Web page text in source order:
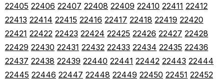
22405 22406 22407 22408 22409 22410 22411 22412
22413 22414 22415 22416 22417 22418 22419 22420
22421 22422 22423 22424 22425 22426 22427 22428
22429 22430 22431 22432 22433 22434 22435 22436
22437 22438 22439 22440 22441 22442 22443 22444
22445 22446 22447 22448 22449 22450 22451 22452